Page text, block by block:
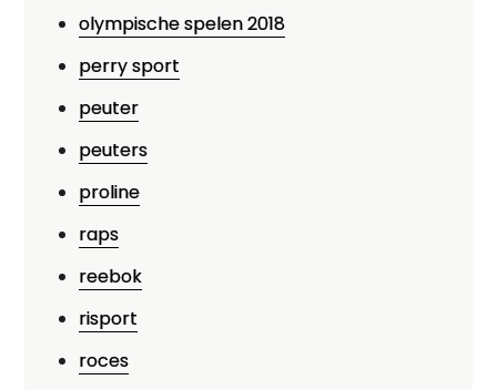
olympische spelen 2018
perry sport
peuter
peuters
proline
raps
reebok
risport
roces